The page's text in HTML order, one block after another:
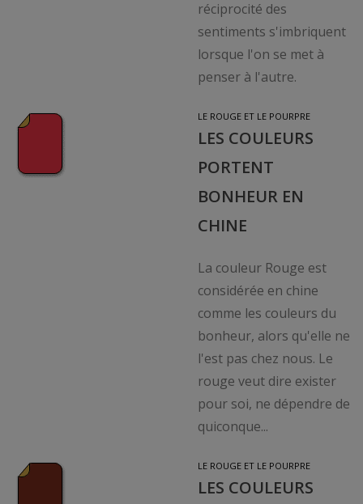
réciprocité des
sentiments s'imbriquent
lorsque l'on se met à
penser à l'autre.
LE ROUGE ET LE POURPRE
LES COULEURS
PORTENT
BONHEUR EN
CHINE
La couleur Rouge est
considérée en chine
comme les couleurs du
bonheur, alors qu'elle ne
l'est pas chez nous. Le
rouge veut dire exister
pour soi, ne dépendre de
quiconque...
LE ROUGE ET LE POURPRE
LES COULEURS